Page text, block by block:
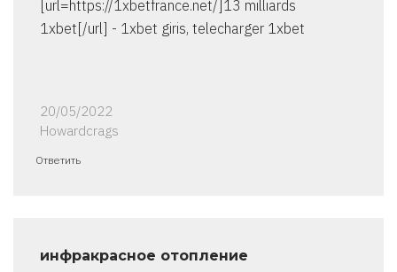
[url=https://1xbetfrance.net/]13 milliards
1xbet[/url] - 1xbet giris, telecharger 1xbet
20/05/2022
Howardcrags
Ответить
инфракрасное отопление